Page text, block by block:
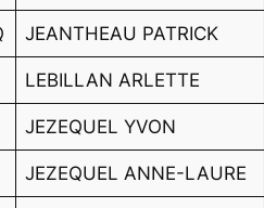
JEANTHEAU PATRICK
LEBILLAN ARLETTE
JEZEQUEL YVON
JEZEQUEL ANNE-LAURE